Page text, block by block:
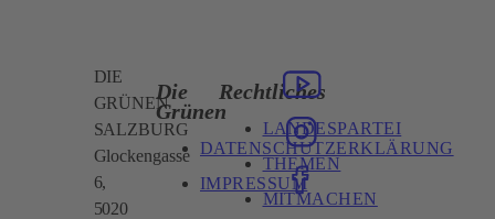
DIE
GRÜNEN
SALZBURG
Glockengasse
6,
5020
Die
Grünen
DATENSCHUTZERKLÄRUNG
IMPRESSUM
Rechtliches
LANDESPARTEI
THEMEN
MITMACHEN